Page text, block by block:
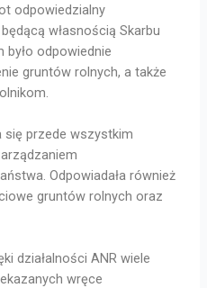
odpowiedzialny
własnością Skarbu
było odpowiednie
gruntów rolnych, a także
się przede wszystkim
Odpowiadała również
gruntów rolnych oraz
działalności ANR wiele
wręce